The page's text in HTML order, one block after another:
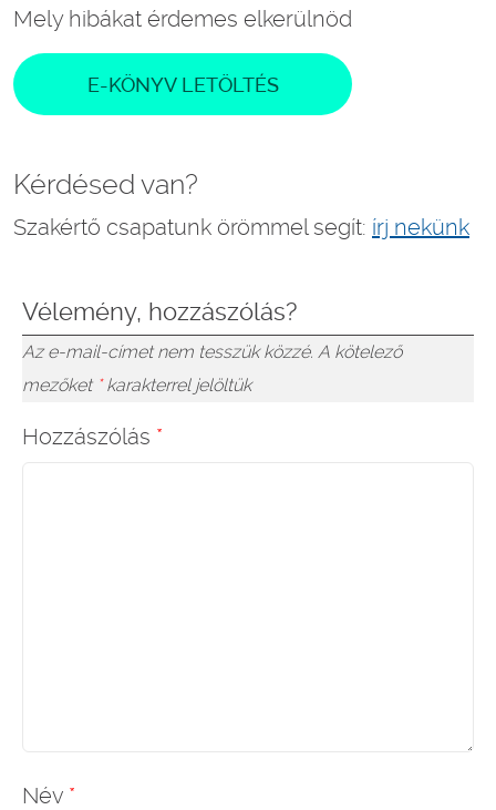
Mely hibákat érdemes elkerülnöd
E-KÖNYV LETÖLTÉS
Kérdésed van?
Szakértő csapatunk örömmel segít: írj nekünk
Vélemény, hozzászólás?
Az e-mail-címet nem tesszük közzé. A kötelező
mezőket *karakterrel jelöltük
Hozzászólás *
Név *